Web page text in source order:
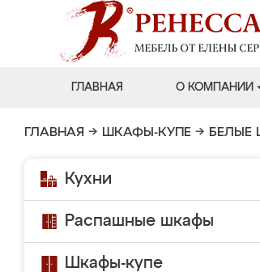
ГЛАВНАЯ О КОМПАНИИ
ГЛАВНАЯ → ШКАФЫ-КУПЕ → БЕЛЫЕ
Кухни
Распашные шкафы
Шкафы-купе